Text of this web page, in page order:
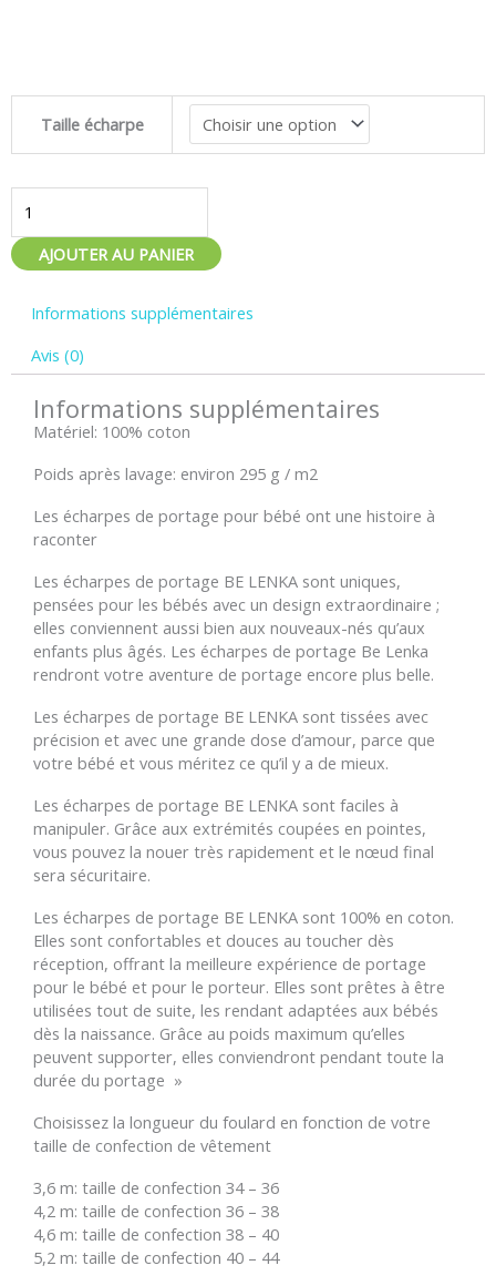
Taille écharpe
Écharpe
Be
Lenka
Shri
AJOUTER AU PANIER
Informations supplémentaires
Avis (0)
Informations supplémentaires
Matériel: 100% coton
Poids après lavage: environ 295 g / m2
Les écharpes de portage pour bébé ont une histoire à
raconter
Les écharpes de portage BE LENKA sont uniques,
pensées pour les bébés avec un design extraordinaire ;
elles conviennent aussi bien aux nouveaux-nés qu’aux
enfants plus âgés. Les écharpes de portage Be Lenka
rendront votre aventure de portage encore plus belle.
Les écharpes de portage BE LENKA sont tissées avec
précision et avec une grande dose d’amour, parce que
votre bébé et vous méritez ce qu’il y a de mieux.
Les écharpes de portage BE LENKA sont faciles à
manipuler. Grâce aux extrémités coupées en pointes,
vous pouvez la nouer très rapidement et le nœud final
sera sécuritaire.
Les écharpes de portage BE LENKA sont 100% en coton.
Elles sont confortables et douces au toucher dès
réception, offrant la meilleure expérience de portage
pour le bébé et pour le porteur. Elles sont prêtes à être
utilisées tout de suite, les rendant adaptées aux bébés
dès la naissance. Grâce au poids maximum qu’elles
peuvent supporter, elles conviendront pendant toute la
durée du portage »
Choisissez la longueur du foulard en fonction de votre
taille de confection de vêtement
3,6 m: taille de confection 34 – 36
4,2 m: taille de confection 36 – 38
4,6 m: taille de confection 38 – 40
5,2 m: taille de confection 40 – 44